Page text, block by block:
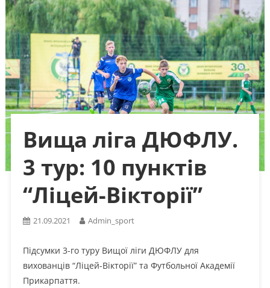
Вища ліга ДЮФЛУ.
3 тур: 10 пунктів
“Ліцей-Вікторії”
21.09.2021 Admin_sport
Підсумки 3-го туру Вищої ліги ДЮФЛУ для
вихованців “Ліцей-Вікторії” та Футбольної Академії
Прикарпаття.